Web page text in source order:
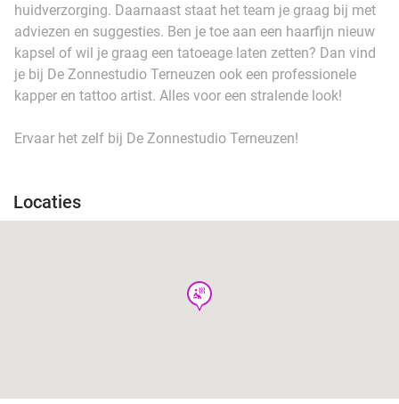
huidverzorging. Daarnaast staat het team je graag bij met
adviezen en suggesties. Ben je toe aan een haarfijn nieuw
kapsel of wil je graag een tatoeage laten zetten? Dan vind
je bij De Zonnestudio Terneuzen ook een professionele
kapper en tattoo artist. Alles voor een stralende look!
Ervaar het zelf bij De Zonnestudio Terneuzen!
Locaties
wellness